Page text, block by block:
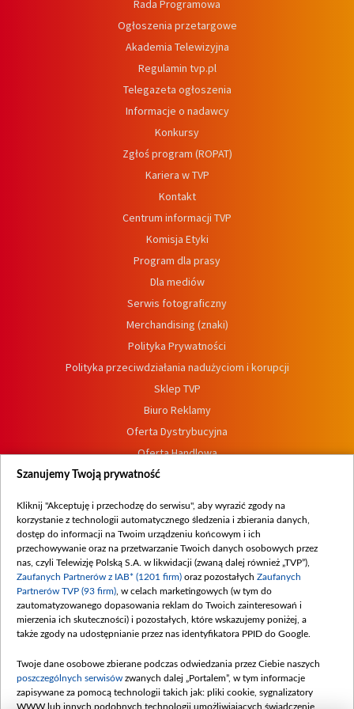
Rada Programowa
Ogłoszenia przetargowe
Akademia Telewizyjna
Regulamin tvp.pl
Telegazeta ogłoszenia
Informacje o nadawcy
Konkursy
Zgłoś program (ROPAT)
Kariera w TVP
Kontakt
Centrum informacji TVP
Komisja Etyki
Program dla prasy
Dla mediów
Serwis fotograficzny
Merchandising (znaki)
Polityka Prywatności
Polityka przeciwdziałania nadużyciom i korupcji
Sklep TVP
Biuro Reklamy
Oferta Dystrybucyjna
Oferta Handlowa
Dostępność
Procedura zgłoszeń wewnętrznych
Szanujemy Twoją prywatność
Kliknij "Akceptuję i przechodzę do serwisu", aby wyrazić zgody na
korzystanie z technologii automatycznego śledzenia i zbierania danych,
dostęp do informacji na Twoim urządzeniu końcowym i ich
przechowywanie oraz na przetwarzanie Twoich danych osobowych przez
nas, czyli Telewizję Polską S.A. w likwidacji (zwaną dalej również „TVP”),
Zaufanych Partnerów z IAB* (1201 firm) oraz pozostałych Zaufanych
Partnerów TVP (93 firm) , w celach marketingowych (w tym do
zautomatyzowanego dopasowania reklam do Twoich zainteresowań i
mierzenia ich skuteczności) i pozostałych, które wskazujemy poniżej, a
także zgody na udostępnianie przez nas identyfikatora PPID do Google.
Twoje dane osobowe zbierane podczas odwiedzania przez Ciebie naszych
poszczególnych serwisów zwanych dalej „Portalem”, w tym informacje
zapisywane za pomocą technologii takich jak: pliki cookie, sygnalizatory
WWW lub innych podobnych technologii umożliwiających świadczenie